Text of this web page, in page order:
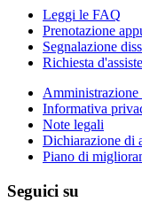
Leggi le FAQ
Prenotazione
Segnalazione
Richiesta
Amministrazione
Informativa
Note legali
Dichiarazione di
Piano di
Seguici su